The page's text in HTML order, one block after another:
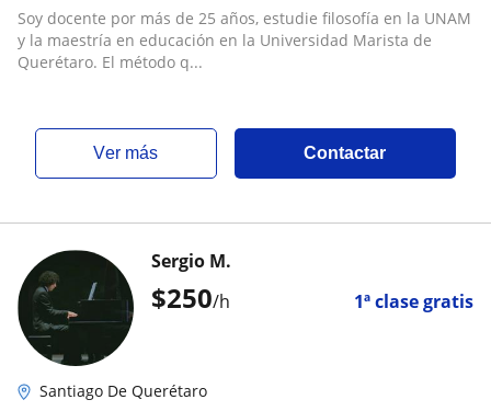
Soy docente por más de 25 años, estudie filosofía en la UNAM
y la maestría en educación en la Universidad Marista de
Querétaro. El método q...
ver más Contactar
$250/h 1ª clase gratis
Sergio M.
Santiago De Querétaro